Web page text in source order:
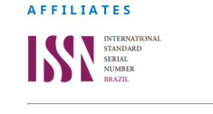
A F F I L I A T E S